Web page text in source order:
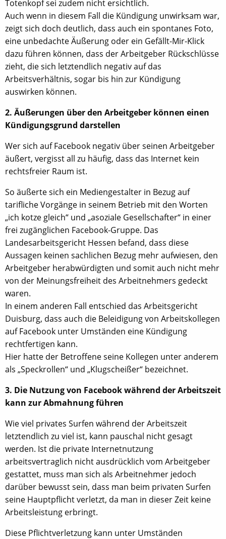
Totenkopf sei zudem nicht ersichtlich.
Auch wenn in diesem Fall die Kündigung unwirksam war,
zeigt sich doch deutlich, dass auch ein spontanes Foto,
eine unbedachte Äußerung oder ein Gefällt-Mir-Klick
dazu führen können, dass der Arbeitgeber Rückschlüsse
zieht, die sich letztendlich negativ auf das
Arbeitsverhältnis, sogar bis hin zur Kündigung
auswirken können.
2. Äußerungen über den Arbeitgeber können einen
Kündigungsgrund darstellen
Wer sich auf Facebook negativ über seinen Arbeitgeber
äußert, vergisst all zu häufig, dass das Internet kein
rechtsfreier Raum ist.
So äußerte sich ein Mediengestalter in Bezug auf
tarifliche Vorgänge in seinem Betrieb mit den Worten
„ich kotze gleich“ und „asoziale Gesellschafter“ in einer
frei zugänglichen Facebook-Gruppe. Das
Landesarbeitsgericht Hessen befand, dass diese
Aussagen keinen sachlichen Bezug mehr aufwiesen, den
Arbeitgeber herabwürdigten und somit auch nicht mehr
von der Meinungsfreiheit des Arbeitnehmers gedeckt
waren.
In einem anderen Fall entschied das Arbeitsgericht
Duisburg, dass auch die Beleidigung von Arbeitskollegen
auf Facebook unter Umständen eine Kündigung
rechtfertigen kann.
Hier hatte der Betroffene seine Kollegen unter anderem
als „Speckrollen“ und „Klugscheißer“ bezeichnet.
3. Die Nutzung von Facebook während der Arbeitszeit
kann zur Abmahnung führen
Wie viel privates Surfen während der Arbeitszeit
letztendlich zu viel ist, kann pauschal nicht gesagt
werden. Ist die private Internetnutzung
arbeitsvertraglich nicht ausdrücklich vom Arbeitgeber
gestattet, muss man sich als Arbeitnehmer jedoch
darüber bewusst sein, dass man beim privaten Surfen
seine Hauptpflicht verletzt, da man in dieser Zeit keine
Arbeitsleistung erbringt.
Diese Pflichtverletzung kann unter Umständen